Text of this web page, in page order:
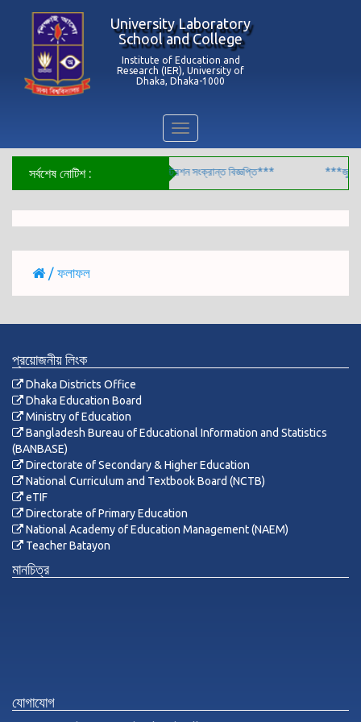
University Laboratory
School and College
Institute of Education and
Research (IER), University of
Dhaka, Dhaka-1000
Toggle
navigation
সর্বশেষ নোটিশ :
সালের ৯ম শ্রেণির শিক্ষার্থীদের বোর্ড রেজিস্ট্রেশন সংক্রান্ত বিজ্ঞপ্তি*** ***জুলাই
/ ফলাফল
প্রয়োজনীয় লিংক
Dhaka Districts Office
Dhaka Education Board
Ministry of Education
Bangladesh Bureau of Educational Information and Statistics
(BANBASE)
Directorate of Secondary & Higher Education
National Curriculum and Textbook Board (NCTB)
eTIF
Directorate of Primary Education
National Academy of Education Management (NAEM)
Teacher Batayon
মানচিত্র
যোগাযোগ